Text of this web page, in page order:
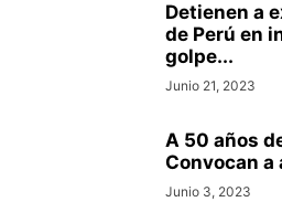
Detienen a
de Perú en
golpe...
Junio 21, 2023
A 50 años
Convocan
Junio 3, 2023